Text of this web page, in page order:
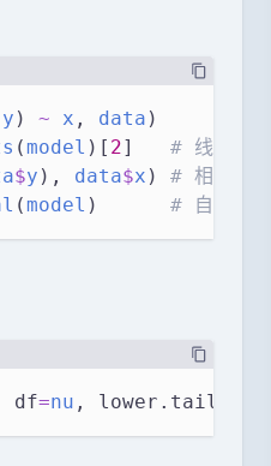
y ) ~ x , data )
(model )[ 2] # 线性回
$y ), data$x ) # 相关系数
(model ) # 自由度
df=nu , lower.tail